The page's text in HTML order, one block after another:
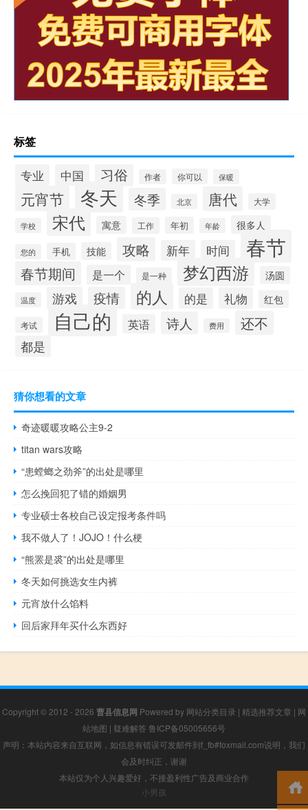
标签
专业 中国 习俗 作者 你可以 保暖
元宵节 冬天 冬季 北京 唐代 大学
学校 宋代 寓意 工作 年初 年龄 很多人
您的 手机 技能 攻略 新年 时间 春节
春节期间 是一个 是一种 梦幻西游 汤圆
温度 游戏 疫情 的人 的是 礼物 红包
考试 自己的 英语 诗人 费用 还不
都是
猜你想看的文章
奇迹暖暖攻略公主9-2
titan wars攻略
“患螳螂之劲斧”的出处是哪里
怎么挽回犯了错的婚姻男
专业硕士各校自己设定报考条件吗
我不做人了！JOJO！什么梗
“熊罴是裘”的出处是哪里
冬天如何挑选女生内裤
元宵放什么馅料
回后家拜年买什么东西好
Copyright © 2012 - 2026 曹县信息网 Powered by 网站分类目录 | 精选推荐文章 | 网
站地图 | 疑难解答 鲁ICP备05005656号
声明：本站内容来自互联网，如信息有错误可发邮件到f_fb#foxmail.com说明，我们
会及时纠正，谢谢
本站仅为个人兴趣爱好，不接盈利性广告及商业合作
小男孩